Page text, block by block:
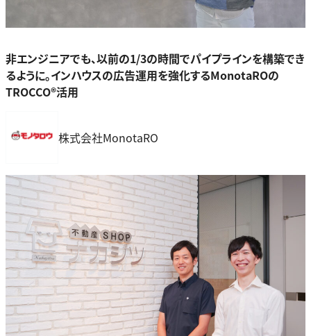
非エンジニアでも、以前の1/3の時間でパイプラインを構築でき
るように。インハウスの広告運用を強化するMonotaROの
TROCCO®︎活用
株式会社MonotaRO